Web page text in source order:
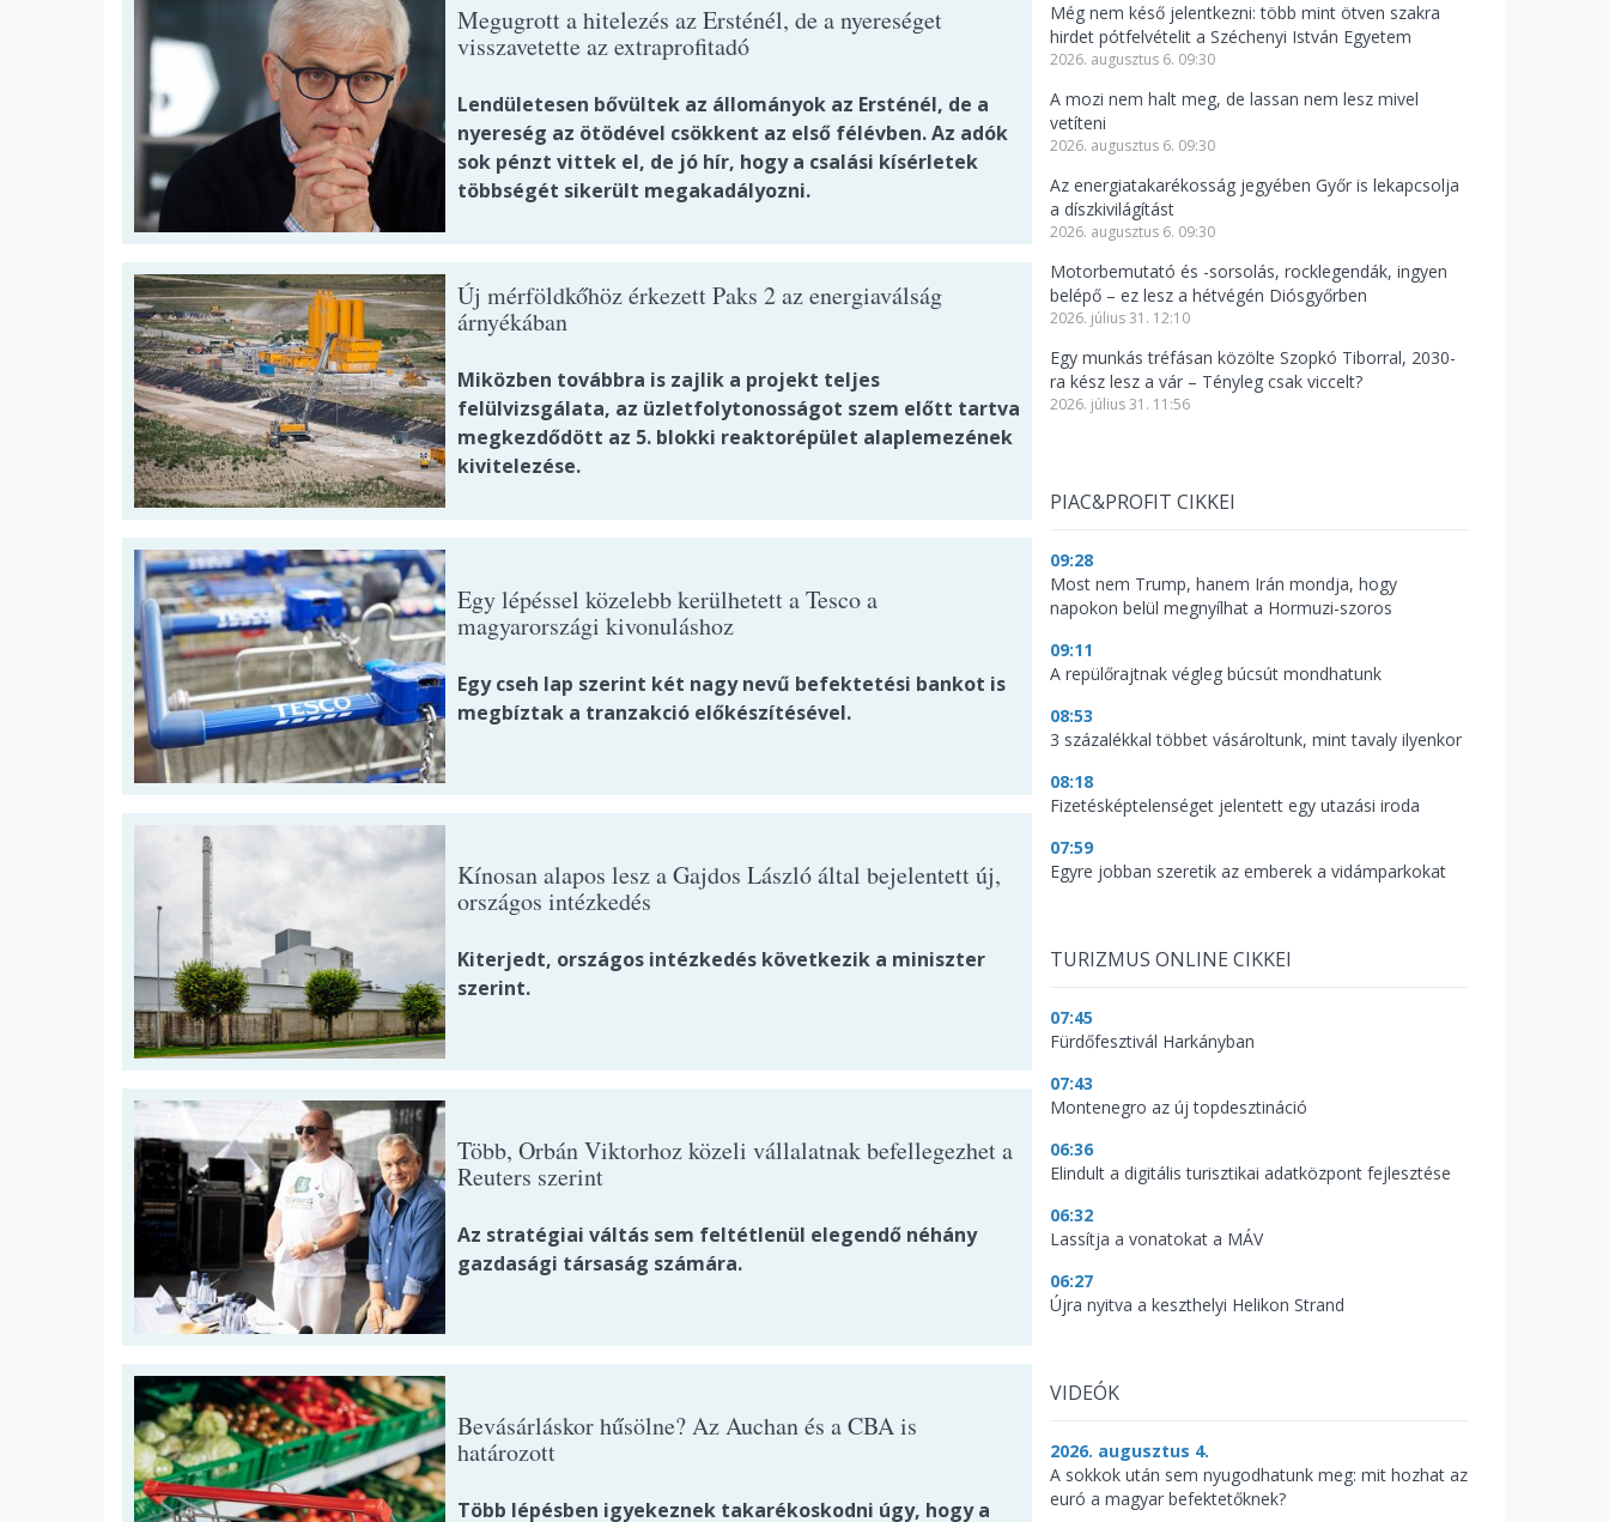
Megugrott a hitelezés az Ersténél, de a nyereséget
visszavetette az extraprofitadó
Lendületesen bővültek az állományok az Ersténél, de a
nyereség az ötödével csökkent az első félévben. Az adók
sok pénzt vittek el, de jó hír, hogy a csalási kísérletek
többségét sikerült megakadályozni.
Új mérföldkőhöz érkezett Paks 2 az energiaválság
árnyékában
Miközben továbbra is zajlik a projekt teljes
felülvizsgálata, az üzletfolytonosságot szem előtt tartva
megkezdődött az 5. blokki reaktorépület alaplemezének
kivitelezése.
Egy lépéssel közelebb kerülhetett a Tesco a
magyarországi kivonuláshoz
Egy cseh lap szerint két nagy nevű befektetési bankot is
megbíztak a tranzakció előkészítésével.
Kínosan alapos lesz a Gajdos László által bejelentett új,
országos intézkedés
Kiterjedt, országos intézkedés következik a miniszter
szerint.
Több, Orbán Viktorhoz közeli vállalatnak befellegezhet a
Reuters szerint
Az stratégiai váltás sem feltétlenül elegendő néhány
gazdasági társaság számára.
Bevásárláskor hűsölne? Az Auchan és a CBA is
határozott
Több lépésben igyekeznek takarékoskodni úgy, hogy a
Még nem késő jelentkezni: több mint ötven szakra
hirdet pótfelvételit a Széchenyi István Egyetem
2026. augusztus 6. 09:30
A mozi nem halt meg, de lassan nem lesz mivel
vetíteni
2026. augusztus 6. 09:30
Az energiatakarékosság jegyében Győr is lekapcsolja
a díszkivilágítást
2026. augusztus 6. 09:30
Motorbemutató és -sorsolás, rocklegendák, ingyen
belépő – ez lesz a hétvégén Diósgyőrben
2026. július 31. 12:10
Egy munkás tréfásan közölte Szopkó Tiborral, 2030-
ra kész lesz a vár – Tényleg csak viccelt?
2026. július 31. 11:56
PIAC&PROFIT CIKKEI
09:28
Most nem Trump, hanem Irán mondja, hogy
napokon belül megnyílhat a Hormuzi-szoros
09:11
A repülőrajtnak végleg búcsút mondhatunk
08:53
3 százalékkal többet vásároltunk, mint tavaly ilyenkor
08:18
Fizetésképtelenséget jelentett egy utazási iroda
07:59
Egyre jobban szeretik az emberek a vidámparkokat
TURIZMUS ONLINE CIKKEI
07:45
Fürdőfesztivál Harkányban
07:43
Montenegro az új topdesztináció
06:36
Elindult a digitális turisztikai adatközpont fejlesztése
06:32
Lassítja a vonatokat a MÁV
06:27
Újra nyitva a keszthelyi Helikon Strand
VIDEÓK
2026. augusztus 4.
A sokkok után sem nyugodhatunk meg: mit hozhat az
euró a magyar befektetőknek?